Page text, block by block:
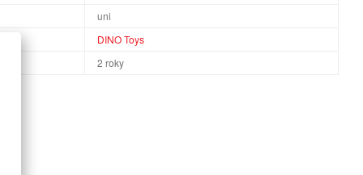
uni
DINO Toys
2 roky